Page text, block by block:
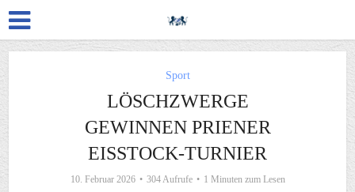
Sport
LÖSCHZWERGE
GEWINNEN PRIENER
EISSTOCK-TURNIER
10. Februar 2026 304 Aufrufe 1 Minuten zum Lesen